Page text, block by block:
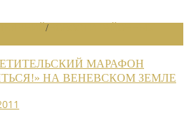
/
МАРАФОН
НА ВЕНЕВСКОМ ЗЕМЛЕ